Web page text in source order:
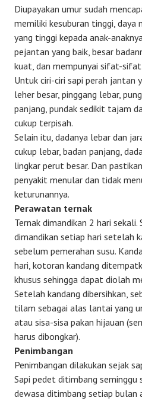
Diupayakan umur sudah
memiliki kesuburan tinggi, daya
yang tinggi kepada anak-
pejantan yang baik, besar
kuat, dan mempunyai sifat-
Untuk ciri-ciri sapi perah jantan
leher besar, pinggang lebar,
panjang, pundak sedikit tajam
cukup terpisah.
Selain itu, dadanya lebar dan
cukup lebar, badan panjang,
lingkar perut besar. Dan
penyakit menular dan tidak
keturunannya.
Perawatan ternak
Ternak dimandikan 2 hari sekali.
dimandikan setiap hari setelah
sebelum pemerahan susu.
hari, kotoran kandang
khusus sehingga dapat diolah
Setelah kandang dibersihkan,
tilam sebagai alas lantai yang
atau sisa-sisa pakan hijauan
harus dibongkar).
Penimbangan
Penimbangan dilakukan sejak
Sapi pedet ditimbang seminggu
dewasa ditimbang setiap bulan